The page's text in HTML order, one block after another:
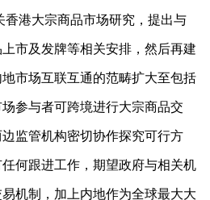
港大宗商品市场研究，提出与
市及发牌等相关安排，然后再建
市场互联互通的范畴扩大至包括
参与者可跨境进行大宗商品交
监管机构密切协作探究可行方
何跟进工作，期望政府与相关机
机制，加上内地作为全球最大大